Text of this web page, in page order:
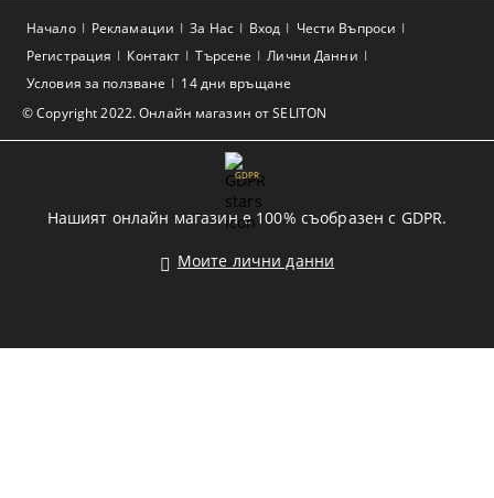
© Copyright 2022. Онлайн магазин от SELITON
Начало Рекламации За Нас Вход
Чести Въпроси
Регистрация
Контакт Търсене
Лични Данни
Условия за ползване
14 дни връщане
GDPR
Нашият онлайн магазин е 100% съобразен с GDPR.
Моите лични данни